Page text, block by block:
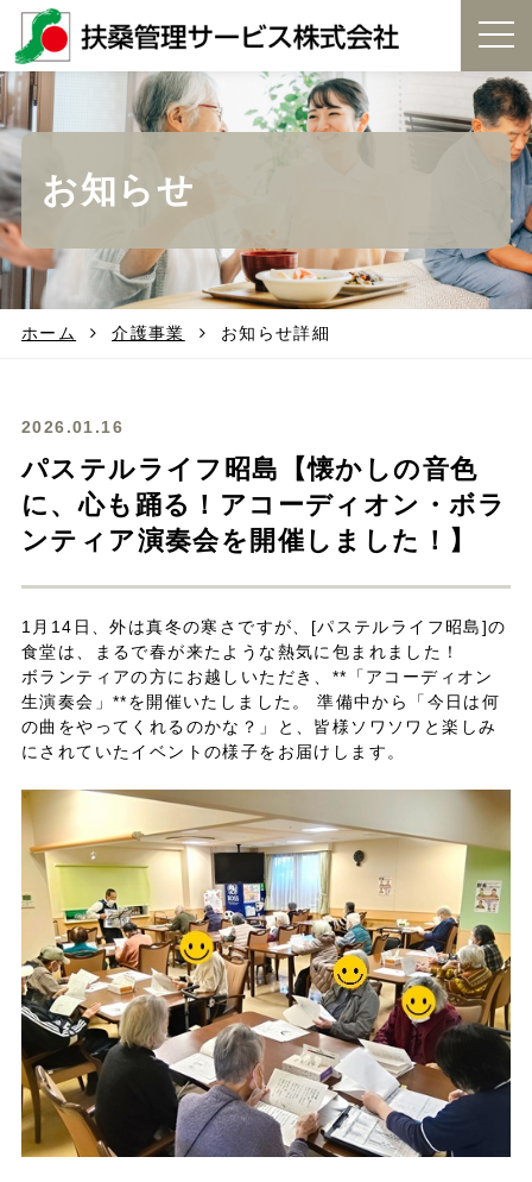
t
g
g
l
i
g
a
お知らせ
ホーム 介護事業 お知らせ詳細
2026.01.16
パステルライフ昭島【懐かしの音色
に、心も踊る！アコーディオン・ボラ
ンティア演奏会を開催しました！】
1月14日、外は真冬の寒さですが、[パステルライフ昭島]の
食堂は、まるで春が来たような熱気に包まれました！
ボランティアの方にお越しいただき、**「アコーディオン
生演奏会」**を開催いたしました。 準備中から「今日は何
の曲をやってくれるのかな？」と、皆様ソワソワと楽しみ
にされていたイベントの様子をお届けします。